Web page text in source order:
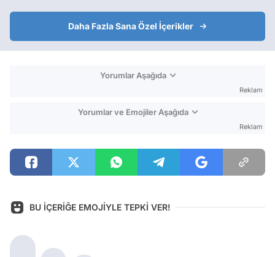
Daha Fazla Sana Özel İçerikler
Yorumlar Aşağıda
Reklam
Yorumlar ve Emojiler Aşağıda
Reklam
BU İÇERİĞE EMOJİYLE TEPKİ VER!